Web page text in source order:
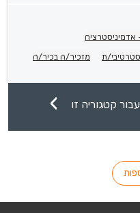
ת מזכיר/ה בכיר/ה
קטגוריה זו